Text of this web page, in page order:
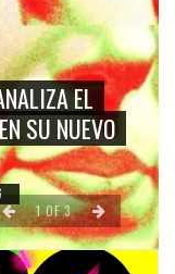
EL
SU NUEVO
1OF3